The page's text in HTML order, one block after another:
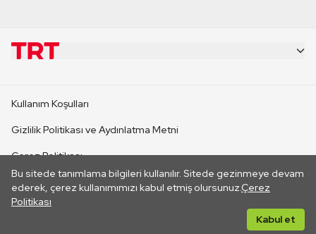
Bu sitede tanımlama bilgileri kullanılır. Sitede gezinmeye devam
ederek, çerez kullanımımızı kabul etmiş olursunuz.Çerez
Politikası
Kabul et
CANLI YAYINLAR
Kullanım Koşulları
Gizlilik Politikası ve Aydınlatma Metni
Çerez Politikası
İletişim
Her hakkı saklıdır. ©2026 TRT. Bağlantı yoluyla gidilen dış